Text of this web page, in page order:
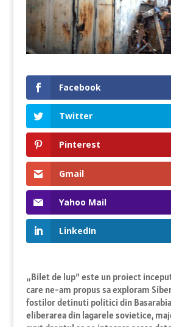
Facebook
Twitter
Pinterest
Gmail
Yahoo Mail
LinkedIn
„Bilet de lup” este un proiect
care ne-am propus sa exploram
fostilor detinuti politici din Basarabia
eliberarea din lagarele sovietice,